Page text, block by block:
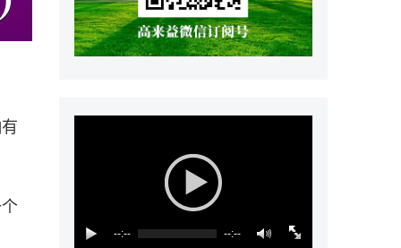
--:-- --:--